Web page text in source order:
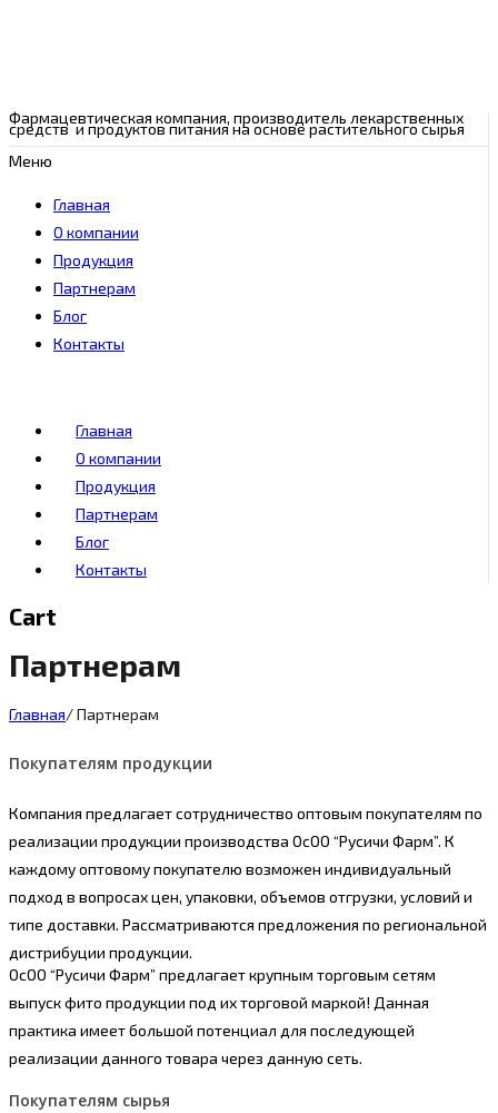
Фармацевтическая компания, производитель лекарственных
средств и продуктов питания на основе растительного сырья
Меню
Главная
О компании
Продукция
Партнерам
Блог
Контакты
Главная
О компании
Продукция
Партнерам
Блог
Контакты
Cart
Партнерам
Главная/Партнерам
Покупателям продукции
Компания предлагает сотрудничество оптовым покупателям по
реализации продукции производства ОсОО “Русичи Фарм”. К
каждому оптовому покупателю возможен индивидуальный
подход в вопросах цен, упаковки, объемов отгрузки, условий и
типе доставки. Рассматриваются предложения по региональной
дистрибуции продукции.
ОсОО “Русичи Фарм” предлагает крупным торговым сетям
выпуск фито продукции под их торговой маркой! Данная
практика имеет большой потенциал для последующей
реализации данного товара через данную сеть.
Покупателям сырья